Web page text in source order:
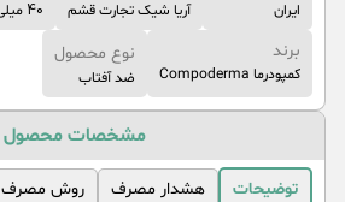
ایران آریا شیک تجارت قشم 40 میلی لیتر
برند
کمپودرما Compoderma
نوع محصول
ضد آفتاب
مشخصات محصول
توضیحات هشدار مصرف روش مصرف